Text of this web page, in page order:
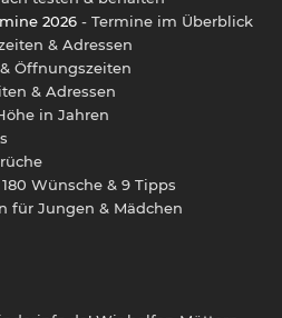
2026 - Termine im Überblick
& Adressen
Öffnungszeiten
& Adressen
in Jahren
Wünsche & 9 Tipps
für Jungen & Mädchen